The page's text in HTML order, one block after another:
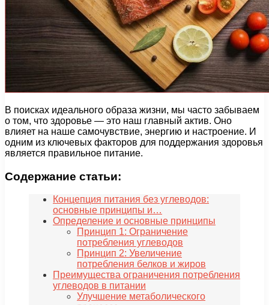
В поисках идеального образа жизни, мы часто забываем
о том, что здоровье — это наш главный актив. Оно
влияет на наше самочувствие, энергию и настроение. И
одним из ключевых факторов для поддержания здоровья
является правильное питание.
Содержание статьи:
Концепция питания без углеводов:
основные принципы и…
Определение и основные принципы
Принцип 1: Ограничение
потребления углеводов
Принцип 2: Увеличение
потребления белков и жиров
Преимущества ограничения потребления
углеводов в питании
Улучшение метаболического